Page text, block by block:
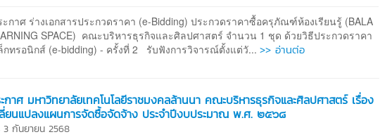
ะกาศ ร่างเอกสารประกวดราคา (e-Bidding) ประกวดราคาซื้อครุภัณฑ์ห้องเรียนรู้ (BALA
SPACE) คณะบริหารธุรกิจและศิลปศาสตร์ จำนวน 1 ชุด ด้วยวิธีประกวดราคา
กทรอนิกส์ (e-bidding) - ครั้งที่ 2 รับฟังการวิจารณ์ตั้งแต่วั...>> อ่านต่อ
กาศ มหาวิทยาลัยเทคโนโลยีราชมงคลล้านนา คณะบริหารธุรกิจและศิลปศาสตร์ เรื่อง
ยนแปลงแผนการจัดซื้อจัดจ้าง ประจำปีงบประมาณ พ.ศ. ๒๕๖๘
กันยายน 2568